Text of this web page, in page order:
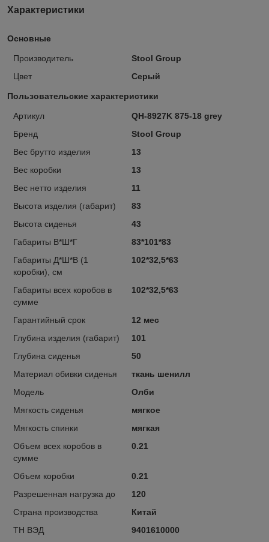
Характеристики
Основные
Производитель
Stool Group
Цвет
Серый
Пользовательские характеристики
Артикул
QH-8927K 875-18 grey
Бренд
Stool Group
Вес брутто изделия
13
Вес коробки
13
Вес нетто изделия
11
Высота изделия (габарит)
83
Высота сиденья
43
Габариты В*Ш*Г
83*101*83
Габариты Д*Ш*В (1
коробки), см
102*32,5*63
Габариты всех коробов в
сумме
102*32,5*63
Гарантийный срок
12 мес
Глубина изделия (габарит)
101
Глубина сиденья
50
Материал обивки сиденья
ткань шенилл
Модель
Олби
Мягкость сиденья
мягкое
Мягкость спинки
мягкая
Объем всех коробов в
сумме
0.21
Объем коробки
0.21
Разрешенная нагрузка до
120
Страна производства
Китай
ТН ВЭД
9401610000